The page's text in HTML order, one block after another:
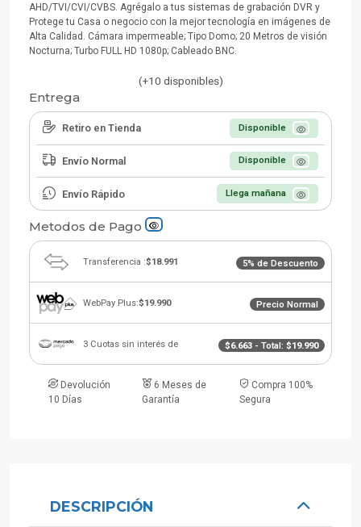
AHD/TVI/CVI/CVBS. Agrégalo a tus sistemas de grabación DVR y
Protege tu Casa o negocio con la mejor tecnología en imágenes de
Alta Calidad. Cámara impermeable; Tipo Domo; 20 Metros de visión
Nocturna; Turbo FULL HD 1080p; Cableado BNC.
(+10 disponibles)
Entrega
Retiro en Tienda Disponible
Envío Normal Disponible
Envío Rápido Llega mañana
Metodos de Pago
Transferencia :$18.991 5% de Descuento
WebPay Plus:$19.990 Precio Normal
3 Cuotas sin interés de $6.663 - Total: $19.990
Devolución
10 Días
6 Meses de
Garantía
Compra 100%
Segura
DESCRIPCIÓN